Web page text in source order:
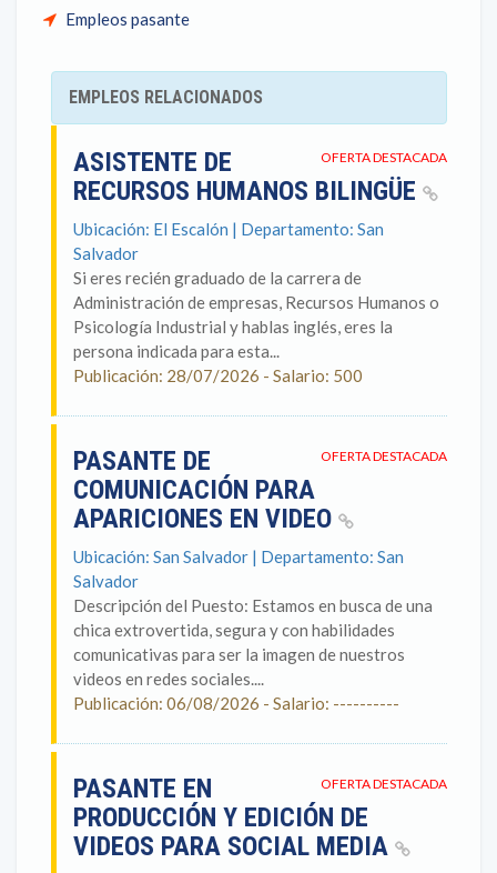
Empleos pasante
EMPLEOS RELACIONADOS
OFERTA DESTACADA
ASISTENTE DE
RECURSOS HUMANOS BILINGÜE
Ubicación: El Escalón | Departamento: San
Salvador
Si eres recién graduado de la carrera de
Administración de empresas, Recursos Humanos o
Psicología Industrial y hablas inglés, eres la
persona indicada para esta...
Publicación: 28/07/2026 - Salario: 500
OFERTA DESTACADA
PASANTE DE
COMUNICACIÓN PARA
APARICIONES EN VIDEO
Ubicación: San Salvador | Departamento: San
Salvador
Descripción del Puesto: Estamos en busca de una
chica extrovertida, segura y con habilidades
comunicativas para ser la imagen de nuestros
videos en redes sociales....
Publicación: 06/08/2026 - Salario: ----------
OFERTA DESTACADA
PASANTE EN
PRODUCCIÓN Y EDICIÓN DE
VIDEOS PARA SOCIAL MEDIA